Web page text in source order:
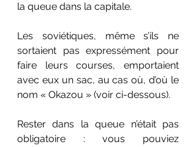
la queue dans la capitale.
Les soviétiques, même s’ils ne
sortaient pas expressément pour
faire leurs courses, emportaient
avec eux un sac, au cas où, d’où le
nom « Okazou » (voir ci-dessous).
Rester dans la queue n’était pas
obligatoire : vous pouviez